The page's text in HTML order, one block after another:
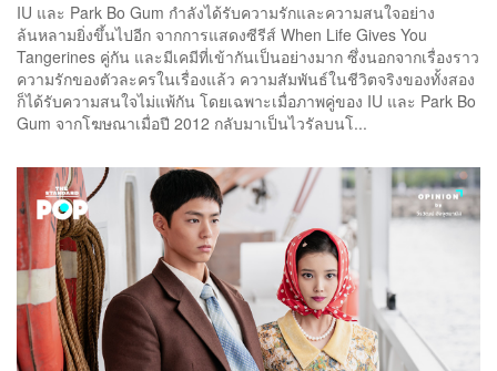
IU และ Park Bo Gum กำลังได้รับความรักและความสนใจอย่าง
ล้นหลามยิ่งขึ้นไปอีก จากการแสดงซีรีส์ When Life Gives You
Tangerines คู่กัน และมีเคมีที่เข้ากันเป็นอย่างมาก ซึ่งนอกจากเรื่องราว
ความรักของตัวละครในเรื่องแล้ว ความสัมพันธ์ในชีวิตจริงของทั้งสอง
ก็ได้รับความสนใจไม่แพ้กัน โดยเฉพาะเมื่อภาพคู่ของ IU และ Park Bo
Gum จากโฆษณาเมื่อปี 2012 กลับมาเป็นไวรัลบนโ...